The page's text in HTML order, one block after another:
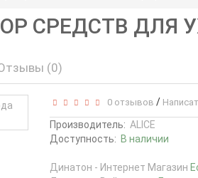
СРЕДСТВ ДЛЯ
(0)
0 отзывов /
Производитель: ALICE
Доступность: В наличии
Динатон - Интернет Магазин